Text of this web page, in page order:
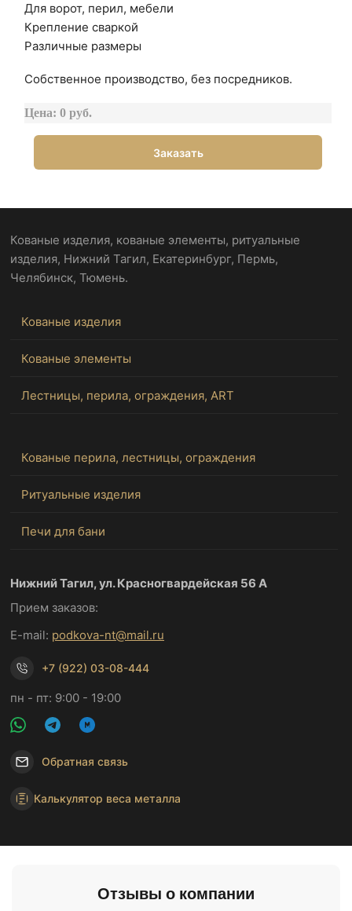
Для ворот, перил, мебели
Крепление сваркой
Различные размеры
Собственное производство, без посредников.
Цена: 0 руб.
Заказать
Кованые изделия, кованые элементы, ритуальные
изделия, Нижний Тагил, Екатеринбург, Пермь,
Челябинск, Тюмень.
Кованые изделия
Кованые элементы
Лестницы, перила, ограждения, ART
Кованые перила, лестницы, ограждения
Ритуальные изделия
Печи для бани
Нижний Тагил, ул. Красногвардейская 56 А
Прием заказов:
E-mail: podkova-nt@mail.ru
+7 (922) 03-08-444
пн - пт: 9:00 - 19:00
Обратная связь
Калькулятор веса металла
Отзывы о компании